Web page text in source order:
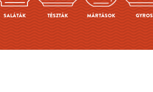
SALÁTÁK TÉSZTÁK MÁRTÁSOK GYROS